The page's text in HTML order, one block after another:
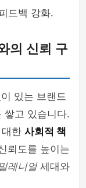
드백 강화.
의 신뢰 구
이 있는 브랜드
쌓고 있습니다.
한 사회적 책
뢰도를 높이는
밀레니얼세대와